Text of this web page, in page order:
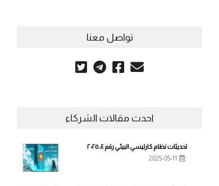
تواصل معنا
احدث مقالات الشركاء
تحديثات نظام كارتيسي البيئي رقم ٤، ٢٠٢٥
2025-05-11